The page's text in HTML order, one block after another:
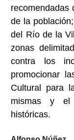
recomendadas
de la
del Río de la
zonas
contra los
promocionar
Cultural para
mismas y el
históricas.